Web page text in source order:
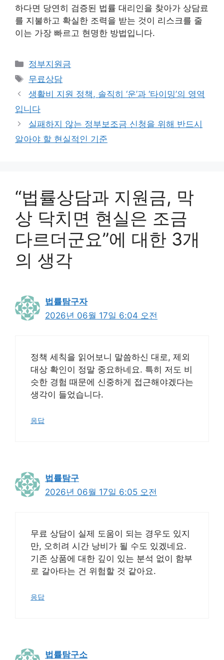
하다면 당연히 검증된 법률 대리인을 찾아가 상담료
를 지불하고 확실한 조력을 받는 것이 리스크를 줄
이는 가장 빠르고 현명한 방법입니다.
카
테
고
리
정부지원금
태
그
무료상담
생활비 지원 정책, 솔직히 ‘운’과 ‘타이밍’의 영역
입니다
실패하지 않는 정부보조금 신청을 위해 반드시
알아야 할 현실적인 기준
“법률상담과 지원금, 막
상 닥치면 현실은 조금
다르더군요”에 대한 3개
의 생각
법률탐구자
2026년 06월 17일 6:04 오전
정책 세칙을 읽어보니 말씀하신 대로, 제외
대상 확인이 정말 중요하네요. 특히 저도 비
슷한 경험 때문에 신중하게 접근해야겠다는
생각이 들었습니다.
응답
법률탐구
2026년 06월 17일 6:05 오전
무료 상담이 실제 도움이 되는 경우도 있지
만, 오히려 시간 낭비가 될 수도 있겠네요.
기존 상품에 대한 깊이 있는 분석 없이 함부
로 갈아타는 건 위험할 것 같아요.
응답
법률탐구소